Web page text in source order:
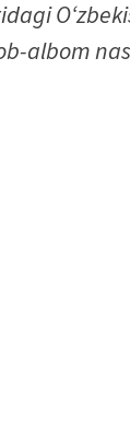
albom